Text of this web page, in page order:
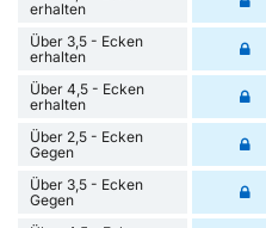
erhalten
Über 3,5 - Ecken
erhalten
Über 4,5 - Ecken
erhalten
Über 2,5 - Ecken
Gegen
Über 3,5 - Ecken
Gegen